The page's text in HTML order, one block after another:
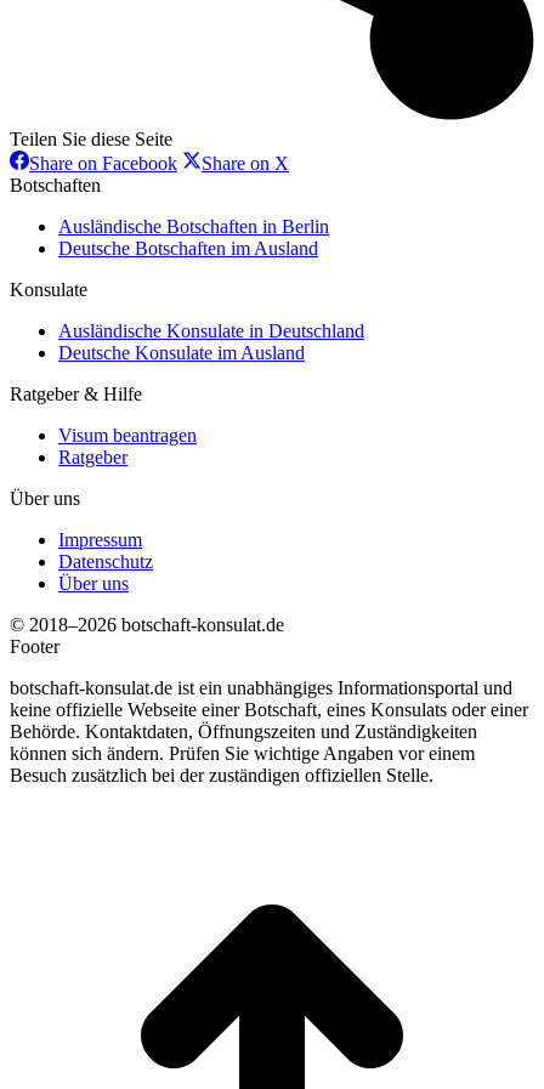
Teilen Sie diese Seite
Share on FacebookShareShare on X
Botschaften
Ausländische Botschaften in Berlin
Deutsche Botschaften im Ausland
Konsulate
Ausländische Konsulate in Deutschland
Deutsche Konsulate im Ausland
Ratgeber & Hilfe
Visum beantragen
Ratgeber
Über uns
Impressum
Datenschutz
Über uns
© 2018–2026 botschaft-konsulat.de
Footer
botschaft-konsulat.de ist ein unabhängiges Informationsportal und
keine offizielle Webseite einer Botschaft, eines Konsulats oder einer
Behörde. Kontaktdaten, Öffnungszeiten und Zuständigkeiten
können sich ändern. Prüfen Sie wichtige Angaben vor einem
Besuch zusätzlich bei der zuständigen offiziellen Stelle.